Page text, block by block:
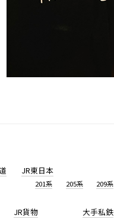
JR東日本
201系 205系 209系
JR貨物 大手私鉄